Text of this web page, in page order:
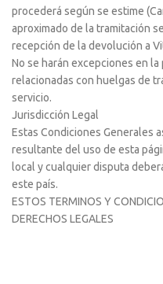
procederá según se estime
aproximado de la tramitación
recepción de la devolución a
No se harán excepciones en
relacionadas con huelgas de
servicio.
Jurisdicción Legal
Estas Condiciones Generales
resultante del uso de esta
local y cualquier disputa
este país.
ESTOS TERMINOS Y
DERECHOS LEGALES